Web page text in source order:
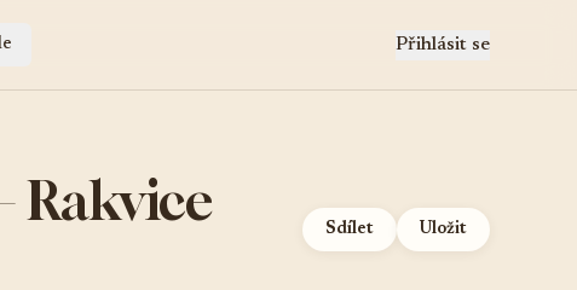
Přihlásit se
Rakvice Sdílet Uložit